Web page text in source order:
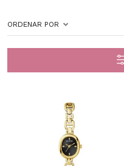
ORDENAR POR